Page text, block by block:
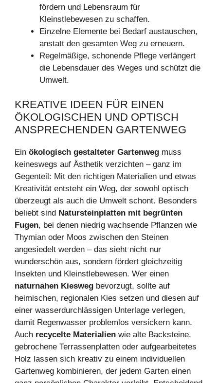
fördern und Lebensraum für
Kleinstlebewesen zu schaffen.
Einzelne Elemente bei Bedarf austauschen,
anstatt den gesamten Weg zu erneuern.
Regelmäßige, schonende Pflege verlängert
die Lebensdauer des Weges und schützt die
Umwelt.
KREATIVE IDEEN FÜR EINEN
ÖKOLOGISCHEN UND OPTISCH
ANSPRECHENDEN GARTENWEG
Ein ökologisch gestalteter Gartenweg muss
keineswegs auf Ästhetik verzichten – ganz im
Gegenteil: Mit den richtigen Materialien und etwas
Kreativität entsteht ein Weg, der sowohl optisch
überzeugt als auch die Umwelt schont. Besonders
beliebt sind Natursteinplatten mit begrünten
Fugen, bei denen niedrig wachsende Pflanzen wie
Thymian oder Moos zwischen den Steinen
angesiedelt werden – das sieht nicht nur
wunderschön aus, sondern fördert gleichzeitig
Insekten und Kleinstlebewesen. Wer einen
naturnahen Kiesweg bevorzugt, sollte auf
heimischen, regionalen Kies setzen und diesen auf
einer wasserdurchlässigen Unterlage verlegen,
damit Regenwasser problemlos versickern kann.
Auch recycelte Materialien wie alte Backsteine,
gebrochene Terrassenplatten oder aufgearbeitetes
Holz lassen sich kreativ zu einem individuellen
Gartenweg kombinieren, der jedem Garten einen